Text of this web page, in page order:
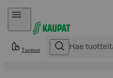
Hyppää sisältöön
Tuotteet